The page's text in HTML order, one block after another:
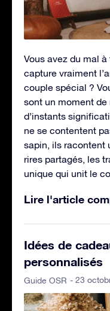
Vous avez du mal
capture vraiment
couple spécial ?
sont un moment
d’instants
ne se contentent
sapin, ils racontent
rires partagés, les
unique qui unit le
Lire l'article
Idées de
personnalisés
Guide OSR - 23